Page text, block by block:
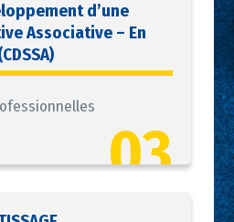
d’une
Associative – En
03